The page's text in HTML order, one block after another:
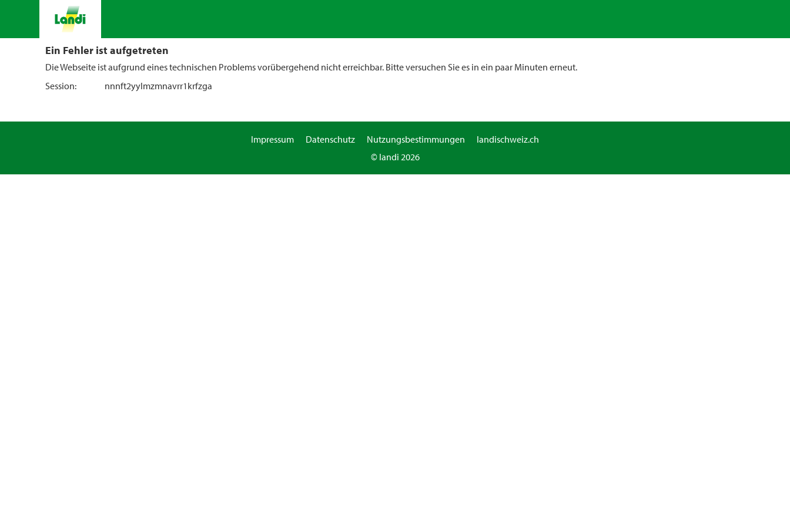
Ein Fehler ist aufgetreten
Die Webseite ist aufgrund eines technischen Problems vorübergehend nicht erreichbar. Bitte versuchen Sie es in ein paar Minuten erneut.
Session:
nnnft2yylmzmnavrr1krfzga
Impressum Datenschutz Nutzungsbestimmungen
landischweiz.ch
© landi 2026